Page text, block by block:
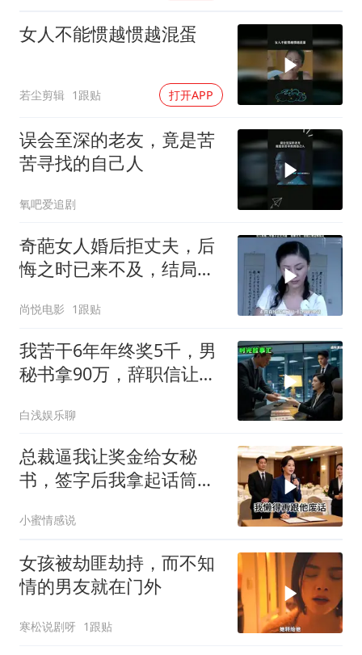
女人不能惯越惯越混蛋
若尘剪辑 1跟贴 打开APP
误会至深的老友，竟是苦
苦寻找的自己人
氧吧爱追剧
奇葩女人婚后拒丈夫，后
悔之时已来不及，结局令
尚悦电影 1跟贴
我苦干6年年终奖5千，男
秘书拿90万，辞职信让女
白浅娱乐聊
总裁逼我让奖金给女秘
书，签字后我拿起话筒：
小蜜情感说
女孩被劫匪劫持，而不知
情的男友就在门外
寒松说剧呀 1跟贴